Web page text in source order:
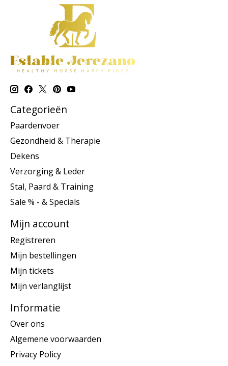
Categorieën
Paardenvoer
Gezondheid & Therapie
Dekens
Verzorging & Leder
Stal, Paard & Training
Sale % - & Specials
Mijn account
Registreren
Mijn bestellingen
Mijn tickets
Mijn verlanglijst
Informatie
Over ons
Algemene voorwaarden
Privacy Policy